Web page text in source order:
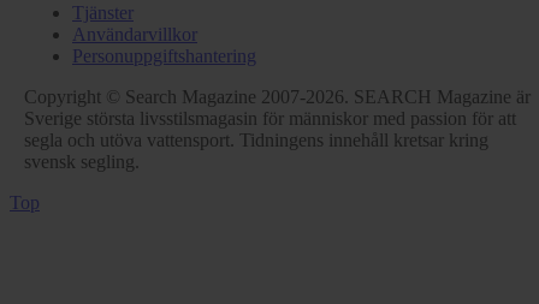
Tjänster
Användarvillkor
Personuppgiftshantering
Copyright © Search Magazine 2007-2026. SEARCH Magazine är
Sverige största livsstilsmagasin för människor med passion för att
segla och utöva vattensport. Tidningens innehåll kretsar kring
svensk segling.
Top